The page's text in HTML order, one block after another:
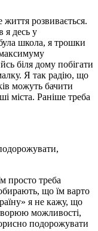
життя розвивається.
десь у
школа, я трошки
біля дому побігати
Я так радію, що
можуть бачити
міста. Раніше треба
просто треба
що їм варто
я не кажу, що
можливості,
подорожувати